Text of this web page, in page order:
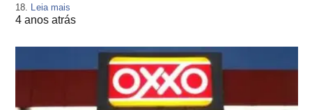
18. Leia mais
4 anos atrás